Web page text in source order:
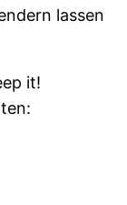
lassen
it!